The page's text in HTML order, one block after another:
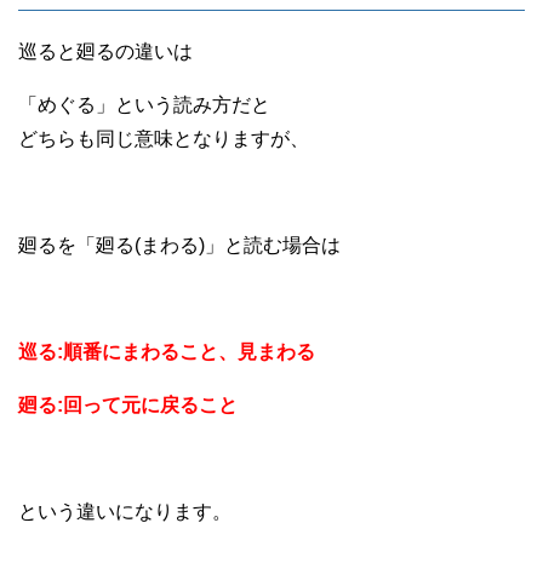
巡ると廻るの違いは
「めぐる」という読み方だと
どちらも同じ意味となりますが、
廻るを「廻る(まわる)」と読む場合は
巡る:順番にまわること、見まわる
廻る:回って元に戻ること
という違いになります。